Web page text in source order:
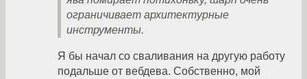
ограничивает архитектурные
инструменты.
Я бы начал со сваливания на другую работу
подальше от вебдева. Собственно, мой